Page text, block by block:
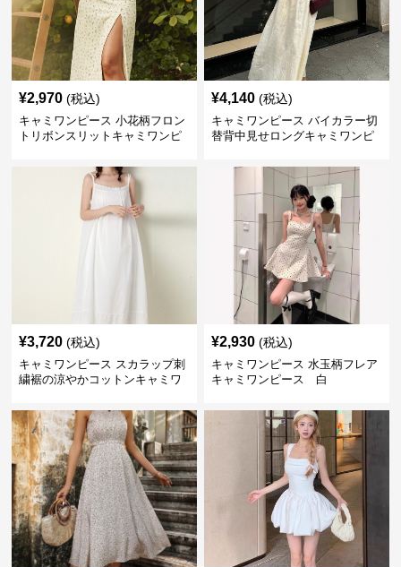
¥2,970 (税込)
キャミワンピース 小花柄フロン
トリボンスリットキャミワンピ
¥4,140 (税込)
キャミワンピース バイカラー切
替背中見せロングキャミワンピ
¥3,720 (税込)
キャミワンピース スカラップ刺
繍裾の涼やかコットンキャミワ
¥2,930 (税込)
キャミワンピース 水玉柄フレア
キャミワンピース 白